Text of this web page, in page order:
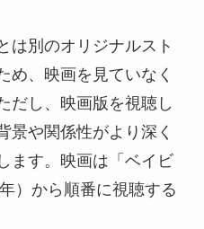
は別のオリジナルスト
め、映画を見ていなく
だし、映画版を視聴し
景や関係性がより深く
ます。映画は「ベイビ
）から順番に視聴する